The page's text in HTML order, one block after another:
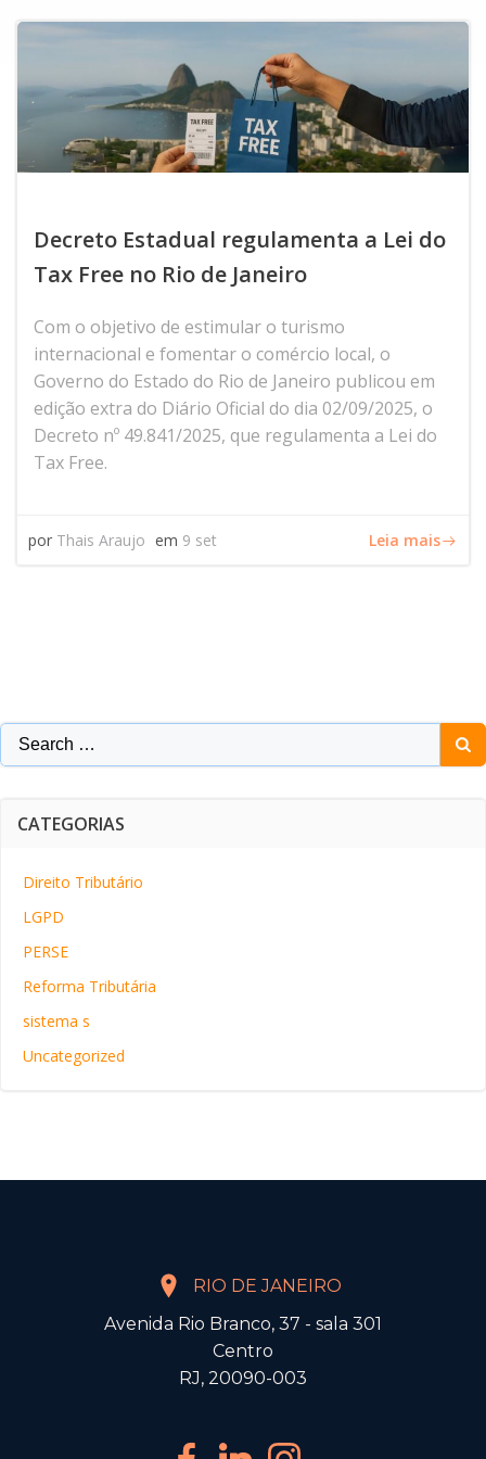
Decreto Estadual regulamenta a Lei do
Tax Free no Rio de Janeiro
Com o objetivo de estimular o turismo
internacional e fomentar o comércio local, o
Governo do Estado do Rio de Janeiro publicou em
edição extra do Diário Oficial do dia 02/09/2025, o
Decreto nº 49.841/2025, que regulamenta a Lei do
Tax Free.
por Thais Araujo em 9 set Leia mais
Search
for:
CATEGORIAS
Direito Tributário
LGPD
PERSE
Reforma Tributária
sistema s
Uncategorized
RIO DE JANEIRO
Avenida Rio Branco, 37 - sala 301
Centro
RJ, 20090-003